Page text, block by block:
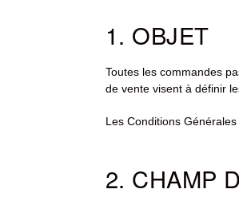
1. OBJET
Toutes les commandes
de vente visent à définir
Les Conditions
2. CHAMP